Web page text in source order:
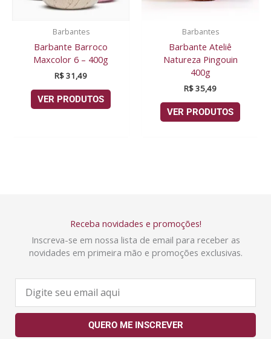
Barbantes
Barbante Barroco
Maxcolor 6 – 400g
R$31,49
VER PRODUTOS
Barbantes
Barbante Ateliê
Natureza Pingouin
400g
R$35,49
VER PRODUTOS
Receba novidades e promoções!
Inscreva-se em nossa lista de email para receber as
novidades em primeira mão e promoções exclusivas.
m
i
QUERO ME INSCREVER